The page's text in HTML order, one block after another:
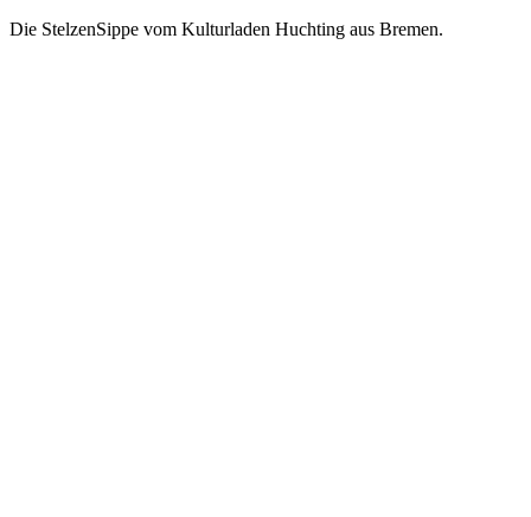
Die StelzenSippe vom Kulturladen Huchting aus Bremen.